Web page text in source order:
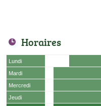
Horaires
Lundi
Mardi
Mercredi
Jeudi